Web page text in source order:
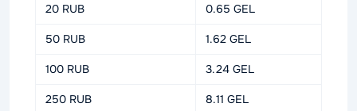
20 RUB 0.65 GEL
50 RUB 1.62 GEL
100 RUB 3.24 GEL
250 RUB 8.11 GEL